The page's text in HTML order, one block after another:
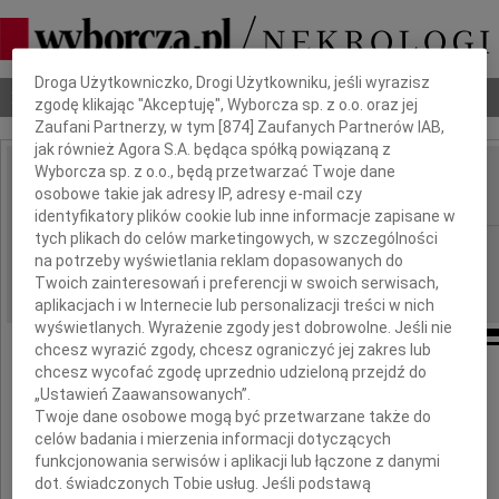
Nekrologi Odeszli Poradnik pogrzebowy
IMIĘ I NAZWISKO: Maria Grużewska
REGION: Warszawa
DATA EMISJI: 15.02.2014
Mija 15 lat od śmierci mojej Mamy
Dbamy o Twoją prywatność
Droga Użytkowniczko, Drogi Użytkowniku, jeśli wyrazisz
zgodę klikając "Akceptuję", Wyborcza sp. z o.o. oraz jej
Zaufani Partnerzy, w tym [874 ] Zaufanych Partnerów IAB,
jak również Agora S.A. będąca spółką powiązaną z
Wyborcza sp. z o.o., będą przetwarzać Twoje dane
osobowe takie jak adresy IP, adresy e-mail czy
identyfikatory plików cookie lub inne informacje zapisane w
tych plikach do celów marketingowych, w szczególności
na potrzeby wyświetlania reklam dopasowanych do
Twoich zainteresowań i preferencji w swoich serwisach,
aplikacjach i w Internecie lub personalizacji treści w nich
wyświetlanych. Wyrażenie zgody jest dobrowolne. Jeśli nie
chcesz wyrazić zgody, chcesz ograniczyć jej zakres lub
chcesz wycofać zgodę uprzednio udzieloną przejdź do
„Ustawień Zaawansowanych”.
Twoje dane osobowe mogą być przetwarzane także do
celów badania i mierzenia informacji dotyczących
funkcjonowania serwisów i aplikacji lub łączone z danymi
dot. świadczonych Tobie usług. Jeśli podstawą